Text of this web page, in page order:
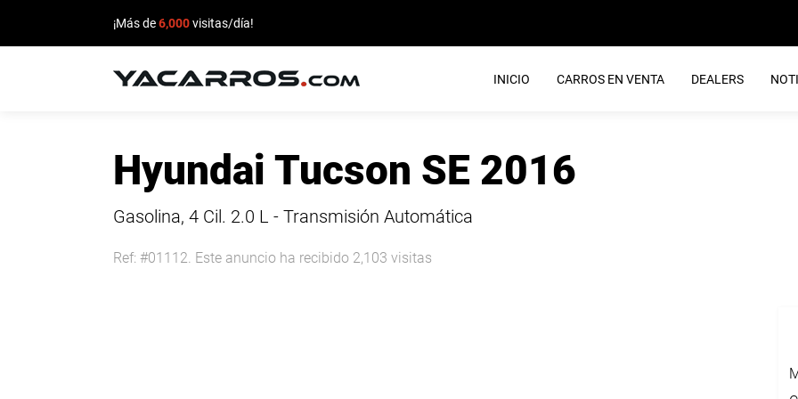
¡Más de6,000visitas/día!
INICIO CARROS EN VENTA DEALERS
Hyundai Tucson SE 2016
Gasolina, 4 Cil. 2.0 L - Transmisión Automática
Ref: #01112. Este anuncio ha recibido 2,103 visitas